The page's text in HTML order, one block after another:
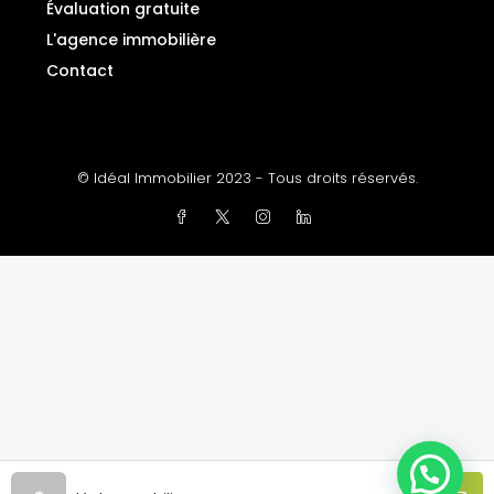
Évaluation gratuite
L'agence immobilière
Contact
© Idéal Immobilier 2023 - Tous droits réservés.